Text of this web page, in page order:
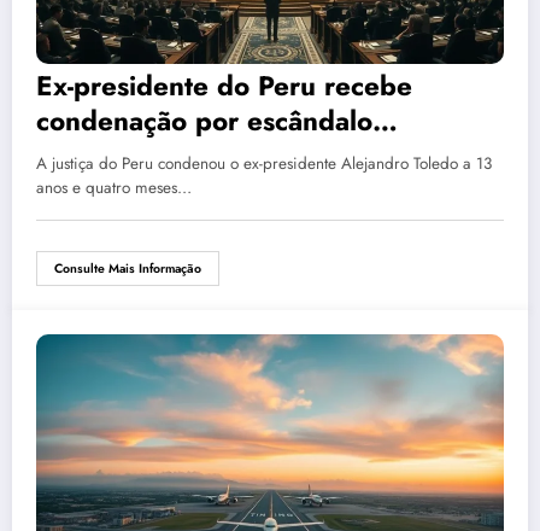
Ex-presidente do Peru recebe
condenação por escândalo
Odebrecht
A justiça do Peru condenou o ex-presidente Alejandro Toledo a 13
anos e quatro meses…
Consulte Mais Informação